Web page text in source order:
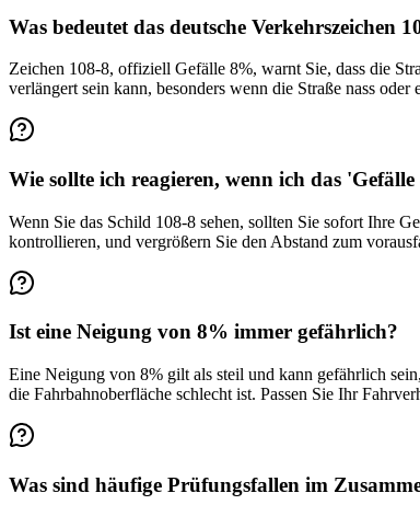
Was bedeutet das deutsche Verkehrszeichen
Zeichen 108-8, offiziell Gefälle 8%, warnt Sie, dass die
verlängert sein kann, besonders wenn die Straße nass
Wie sollte ich reagieren, wenn ich das
Wenn Sie das Schild 108-8 sehen, sollten Sie sofort Ihre
kontrollieren, und vergrößern Sie den Abstand zum
Ist eine Neigung von 8% immer gefährlich?
Eine Neigung von 8% gilt als steil und kann gefährlich
die Fahrbahnoberfläche schlecht ist. Passen Sie Ihr
Was sind häufige Prüfungsfallen im